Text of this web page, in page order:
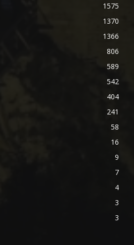
1575
1370
1366
806
589
542
404
241
58
16
9
7
4
3
3